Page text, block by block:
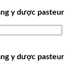
y dược pasteur
y dược pasteur